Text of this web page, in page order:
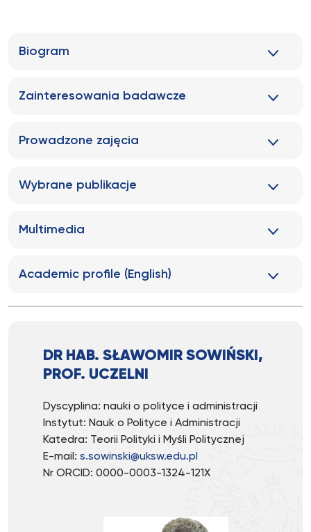
Biogram
Zainteresowania badawcze
Prowadzone zajęcia
Wybrane publikacje
Multimedia
Academic profile (English)
DR HAB. SŁAWOMIR SOWIŃSKI,
PROF. UCZELNI
Dyscyplina: nauki o polityce i administracji
Instytut: Nauk o Polityce i Administracji
Katedra: Teorii Polityki i Myśli Politycznej
E-mail: s.sowinski@uksw.edu.pl
Nr ORCID: 0000-0003-1324-121X